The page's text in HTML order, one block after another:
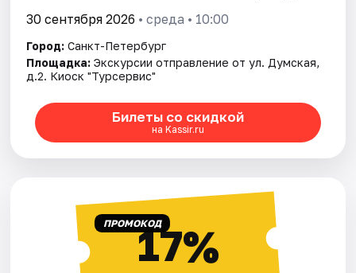
30 сентября 2026 • среда • 10:00
Город: Санкт-Петербург
Площадка: Экскурсии отправление от ул. Думская,
д.2. Киоск "Турсервис"
Билеты со скидкой
на Kassir.ru
ПРОМОКОД17%